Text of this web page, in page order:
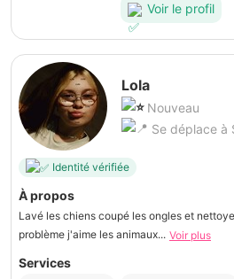
Voir le profil
Lola
Nouveau
Se déplace à
Identité vérifiée
À propos
Lavé les chiens coupé les ongles et
problème j'aime les animaux... Voir plus
Services